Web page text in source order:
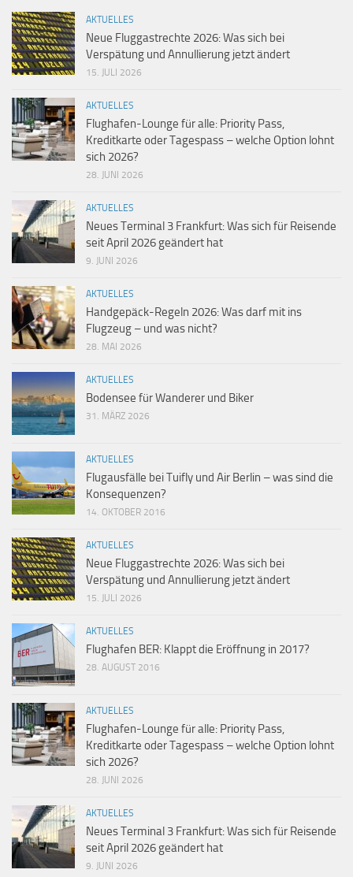
AKTUELLES
Neue Fluggastrechte 2026: Was sich bei
Verspätung und Annullierung jetzt ändert
15. JULI 2026
AKTUELLES
Flughafen-Lounge für alle: Priority Pass,
Kreditkarte oder Tagespass – welche Option lohnt
sich 2026?
28. JUNI 2026
AKTUELLES
Neues Terminal 3 Frankfurt: Was sich für Reisende
seit April 2026 geändert hat
9. JUNI 2026
AKTUELLES
Handgepäck-Regeln 2026: Was darf mit ins
Flugzeug – und was nicht?
28. MAI 2026
AKTUELLES
Bodensee für Wanderer und Biker
31. MÄRZ 2026
AKTUELLES
Flugausfälle bei Tuifly und Air Berlin – was sind die
Konsequenzen?
14. OKTOBER 2016
AKTUELLES
Neue Fluggastrechte 2026: Was sich bei
Verspätung und Annullierung jetzt ändert
15. JULI 2026
AKTUELLES
Flughafen BER: Klappt die Eröffnung in 2017?
28. AUGUST 2016
AKTUELLES
Flughafen-Lounge für alle: Priority Pass,
Kreditkarte oder Tagespass – welche Option lohnt
sich 2026?
28. JUNI 2026
AKTUELLES
Neues Terminal 3 Frankfurt: Was sich für Reisende
seit April 2026 geändert hat
9. JUNI 2026